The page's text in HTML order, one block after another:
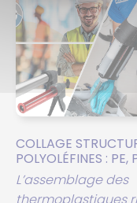
COLLAGE
POLYOLÉFINES : PE,
L’assemblage des
thermoplastiques